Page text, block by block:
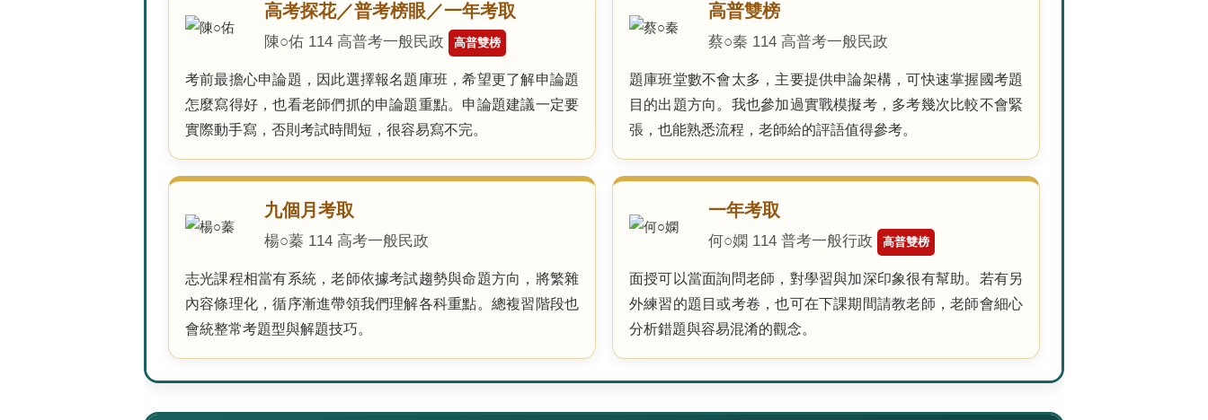
高考探花／普考榜眼／一年考取
陳○佑 114 高普考一般民政 高普雙榜
考前最擔心申論題，因此選擇報名題庫班，希望更了解申論題
怎麼寫得好，也看老師們抓的申論題重點。申論題建議一定要
實際動手寫，否則考試時間短，很容易寫不完。
高普雙榜
蔡○秦 114 高普考一般民政
題庫班堂數不會太多，主要提供申論架構，可快速掌握國考題
目的出題方向。我也參加過實戰模擬考，多考幾次比較不會緊
張，也能熟悉流程，老師給的評語值得參考。
九個月考取
楊○蓁 114 高考一般民政
志光課程相當有系統，老師依據考試趨勢與命題方向，將繁雜
內容條理化，循序漸進帶領我們理解各科重點。總複習階段也
會統整常考題型與解題技巧。
一年考取
何○嫻 114 普考一般行政 高普雙榜
面授可以當面詢問老師，對學習與加深印象很有幫助。若有另
外練習的題目或考卷，也可在下課期間請教老師，老師會細心
分析錯題與容易混淆的觀念。